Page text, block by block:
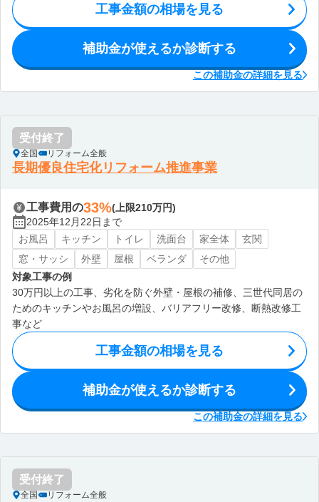
工事金額の相場を見る
補助金が使えるか診断する
この補助金の詳細を見る
受付終了
全国 リフォーム全般
長期優良住宅化リフォーム推進事業
工事費用の33%(上限210万円)
2025年12月22日まで
お風呂
キッチン トイレ 洗面台 家全体
玄関
窓・サッシ
外壁 屋根 ベランダ
その他
対象工事の例
30万円以上の工事、劣化を防ぐ外壁・屋根の補修、三世代同居の
ためのキッチンやお風呂の増設、バリアフリー改修、断熱改修工
事など
工事金額の相場を見る
補助金が使えるか診断する
この補助金の詳細を見る
受付終了
全国 リフォーム全般